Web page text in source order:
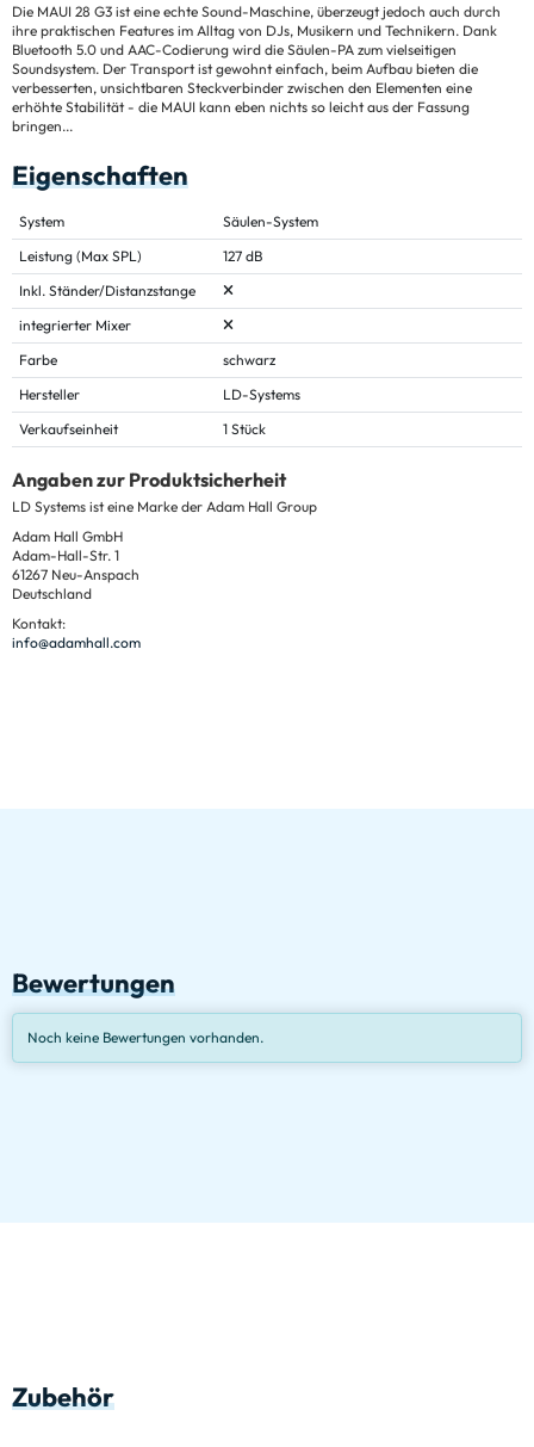
Die MAUI 28 G3 ist eine echte Sound-Maschine, überzeugt jedoch auch durch
ihre praktischen Features im Alltag von DJs, Musikern und Technikern. Dank
Bluetooth 5.0 und AAC-Codierung wird die Säulen-PA zum vielseitigen
Soundsystem. Der Transport ist gewohnt einfach, beim Aufbau bieten die
verbesserten, unsichtbaren Steckverbinder zwischen den Elementen eine
erhöhte Stabilität - die MAUI kann eben nichts so leicht aus der Fassung
bringen...
Eigenschaften
System
Säulen-System
Leistung (Max SPL)
127 dB
Inkl. Ständer/Distanzstange
integrierter Mixer
Farbe
schwarz
Hersteller
LD-Systems
Verkaufseinheit
1 Stück
Angaben zur Produktsicherheit
LD Systems ist eine Marke der Adam Hall Group
Adam Hall GmbH
Adam-Hall-Str. 1
61267 Neu-Anspach
Deutschland
Kontakt:
info@adamhall.com
Bewertungen
Noch keine Bewertungen vorhanden.
Zubehör